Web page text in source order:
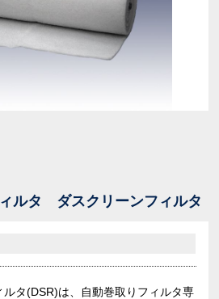
ルタ ダスクリーンフィルタ
ルタ(DSR)は、自動巻取りフィルタ専